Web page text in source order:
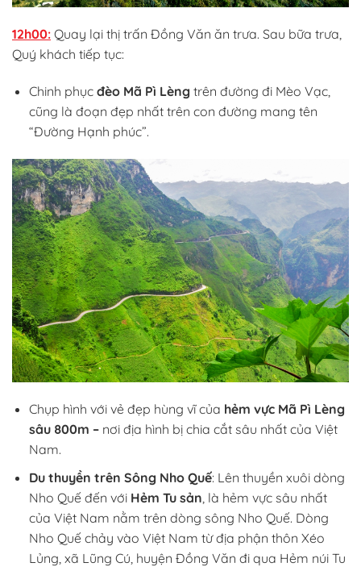
12h00: Quay lại thị trấn Đồng Văn ăn trưa. Sau bữa trưa,
Quý khách tiếp tục:
Chinh phục đèo Mã Pì Lèng trên đường đi Mèo Vạc,
cũng là đoạn đẹp nhất trên con đường mang tên
“Đường Hạnh phúc”.
Chụp hình với vẻ đẹp hùng vĩ của hẻm vực Mã Pì Lèng
sâu 800m – nơi địa hình bị chia cắt sâu nhất của Việt
Nam.
Du thuyền trên Sông Nho Quế: Lên thuyền xuôi dòng
Nho Quế đến với Hẻm Tu sản , là hẻm vực sâu nhất
của Việt Nam nằm trên dòng sông Nho Quế. Dòng
Nho Quế chảy vào Việt Nam từ địa phận thôn Xéo
Lủng, xã Lũng Cú, huyện Đồng Văn đi qua Hẻm núi Tu